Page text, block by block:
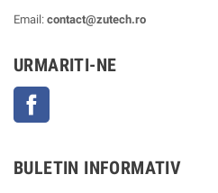
Email: contact@zutech.ro
URMARITI-NE
BULETIN INFORMATIV